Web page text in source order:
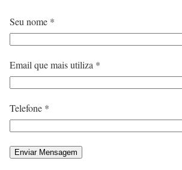
Seu nome *
Email que mais utiliza *
Telefone *